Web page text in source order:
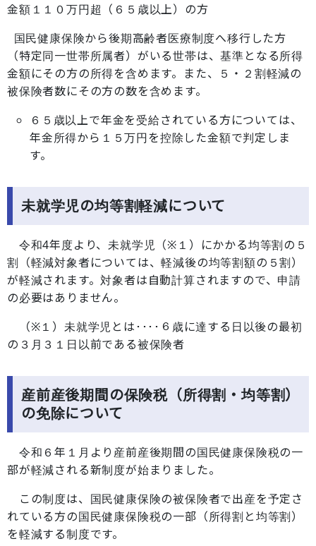
金額１１０万円超（６５歳以上）の方
国民健康保険から後期高齢者医療制度へ移行した方
（特定同一世帯所属者）がいる世帯は、基準となる所得
金額にその方の所得を含めます。また、５・２割軽減の
被保険者数にその方の数を含めます。
６５歳以上で年金を受給されている方については、
年金所得から１５万円を控除した金額で判定しま
す。
未就学児の均等割軽減について
令和4年度より、未就学児（※１）にかかる均等割の５
割（軽減対象者については、軽減後の均等割額の５割）
が軽減されます。対象者は自動計算されますので、申請
の必要はありません。
（※１）未就学児とは････６歳に達する日以後の最初
の３月３１日以前である被保険者
産前産後期間の保険税（所得割・均等割）
の免除について
令和６年１月より産前産後期間の国民健康保険税の一
部が軽減される新制度が始まりました。
この制度は、国民健康保険の被保険者で出産を予定さ
れている方の国民健康保険税の一部（所得割と均等割）
を軽減する制度です。